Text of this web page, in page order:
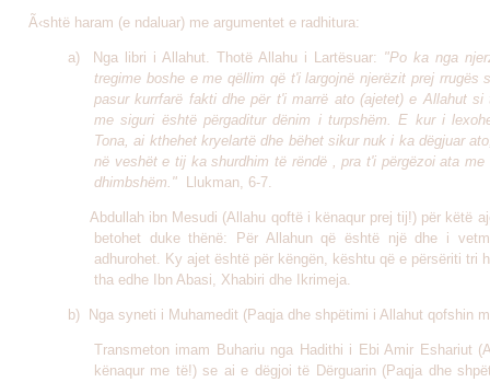
Ã‹shtë haram (e ndaluar) me argumentet e radhitura:
a) Nga libri i Allahut. Thotë Allahu i Lartësuar: "Po ka nga
tregime boshe e me qëllim që t'i largojnë njerëzit prej rrugës
pasur kurrfarë fakti dhe për t'i marrë ato (ajetet) e Allahut si
me siguri është përgaditur dënim i turpshëm. E kur i
Tona, ai kthehet kryelartë dhe bëhet sikur nuk i ka dëgjuar
në veshët e tij ka shurdhim të rëndë , pra t'i përgëzoi ata me
dhimbshëm."
Llukman, 6-7.
Abdullah ibn Mesudi (Allahu qoftë i kënaqur prej tij!) për këtë
betohet duke thënë: Për Allahun që është një dhe i
adhurohet. Ky ajet është për këngën, kështu që e përsëriti tri
tha edhe Ibn Abasi, Xhabiri dhe Ikrimeja.
b) Nga syneti i Muhamedit (Paqja dhe shpëtimi i Allahut qofshin
Transmeton imam Buhariu nga Hadithi i Ebi Amir Eshariut
kënaqur me të!) se ai e dëgjoi të Dërguarin (Paqja dhe